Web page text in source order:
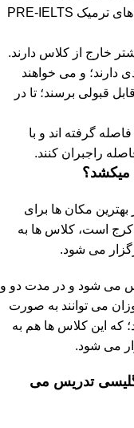
دارند، اما وقت کافی برای شرکت در کلاس های ترمیک PRE-IELTS
خارج از کلاس دارند.
دارند؛ و می خواهند
قبولی برسند؛ تا در
گرفته اند و با
راجبران کنند.
میکشد؟
مکان ها برای
است، کلاس ها به
جلسه، ۱۰ درس تدریس می شود و در مدت دو و
می توانند به صورت
که این کلاس ها هم به
می شود.
تدریس می